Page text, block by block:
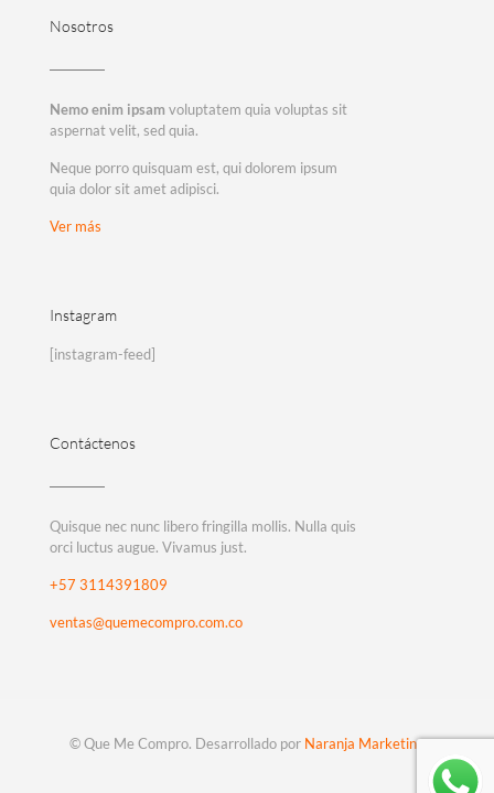
Nosotros
Nemo enim ipsam voluptatem quia voluptas sit
aspernat velit, sed quia.
Neque porro quisquam est, qui dolorem ipsum
quia dolor sit amet adipisci.
Ver más
Instagram
[instagram-feed]
Contáctenos
Quisque nec nunc libero fringilla mollis. Nulla quis
orci luctus augue. Vivamus just.
+57 3114391809
ventas@quemecompro.com.co
© Que Me Compro. Desarrollado por Naranja Marketing